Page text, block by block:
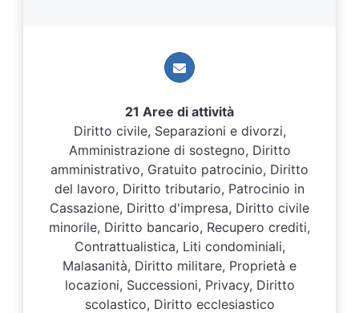
21 Aree di attività
Diritto civile, Separazioni e divorzi,
Amministrazione di sostegno, Diritto
amministrativo, Gratuito patrocinio, Diritto
del lavoro, Diritto tributario, Patrocinio in
Cassazione, Diritto d'impresa, Diritto civile
minorile, Diritto bancario, Recupero crediti,
Contrattualistica, Liti condominiali,
Malasanità, Diritto militare, Proprietà e
locazioni, Successioni, Privacy, Diritto
scolastico, Diritto ecclesiastico